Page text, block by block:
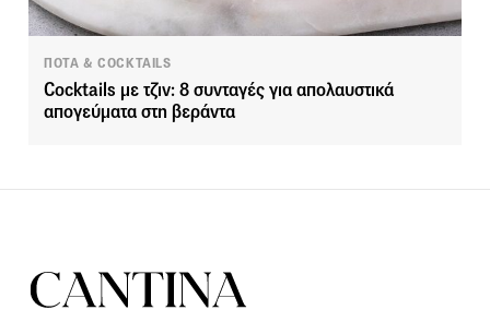
ΠΟΤΑ & COCKTAILS
Cocktails με τζιν: 8 συνταγές για απολαυστικά
απογεύματα στη βεράντα